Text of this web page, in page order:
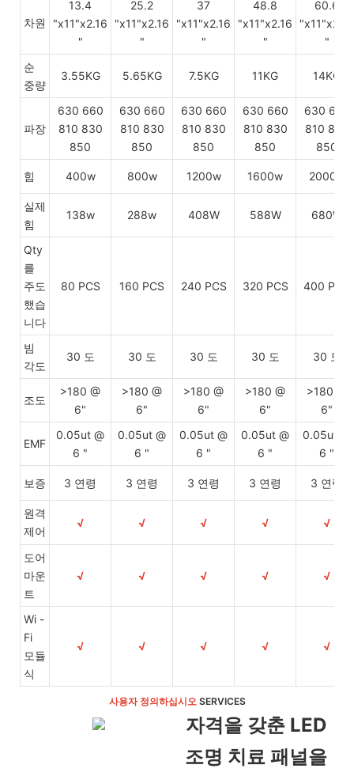
차원
13.4
"x11"x2.16
"
25.2
"x11"x2.16
"
37
"x11"x2.16
"
48.8
"x11"x2.16
"
60.6
"x11"x2.16
"
순
중량
3.55KG 5.65KG 7.5KG 11KG 14KG
파장
630 660
810 830
850
630 660
810 830
850
630 660
810 830
850
630 660
810 830
850
630 660
810 830
850
힘 400w 800w 1200w 1600w 2000w
실제
힘
138w 288w 408W 588W 680W
Qty
를
주도
했습
니다
80 PCS 160 PCS 240 PCS 320 PCS 400 PCS
빔
각도
30 도 30 도 30 도 30 도 30 도
조도
>180 @
6"
>180 @
6"
>180 @
6"
>180 @
6"
>180 @
6"
EMF
0.05ut @
6 "
0.05ut @
6 "
0.05ut @
6 "
0.05ut @
6 "
0.05ut @
6 "
보증 3 연령 3 연령 3 연령 3 연령 3 연령
원격
제어
√ √ √ √ √
도어
마운
트
√ √ √ √ √
Wi -
Fi
모듈
식
√ √ √ √ √
사용자 정의하십시오 SERVICES
자격을 갖춘 LED
조명 치료 패널을